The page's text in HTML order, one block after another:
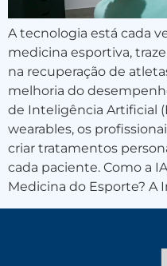
A tecnologia está cada
medicina esportiva,
na recuperação de
melhoria do
de Inteligência Artificial
wearables, os
criar tratamentos
cada paciente. Como a
Medicina do Esporte? A